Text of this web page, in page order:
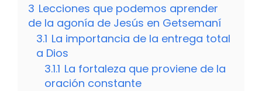
3 Lecciones que podemos aprender
de la agonía de Jesús en Getsemaní
3.1 La importancia de la entrega total
a Dios
3.1.1 La fortaleza que proviene de la
oración constante